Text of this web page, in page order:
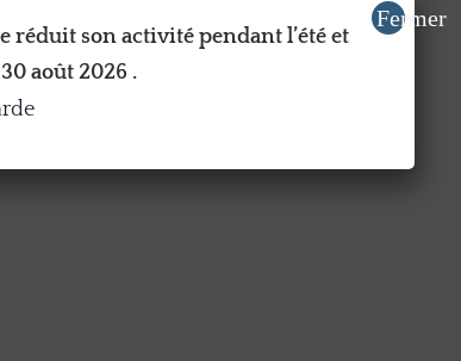
réduit son activité pendant l’été et
août 2026 .
Fermer